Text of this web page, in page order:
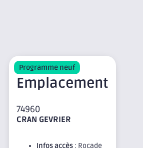
Programme neuf
Emplacement
74960
CRAN GEVRIER
Infos accès : Rocade